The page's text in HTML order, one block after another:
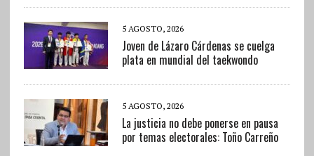
5 AGOSTO, 2026
Joven de Lázaro Cárdenas se cuelga
plata en mundial del taekwondo
5 AGOSTO, 2026
La justicia no debe ponerse en pausa
por temas electorales: Toño Carreño